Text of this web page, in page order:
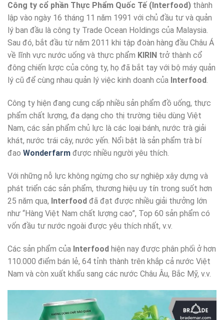
Công ty cổ phần Thực Phẩm Quốc Tế (Interfood) thành
lập vào ngày 16 tháng 11 năm 1991 với chủ đầu tư và quản
lý ban đầu là công ty Trade Ocean Holdings của Malaysia.
Sau đó, bắt đầu từ năm 2011 khi tập đoàn hàng đầu Châu Á
về lĩnh vực nước uống và thực phẩm KIRIN trở thành cổ
đông chiến lược của công ty, họ đã bắt tay với bộ máy quản
lý cũ để cùng nhau quản lý việc kinh doanh của Interfood.
Công ty hiện đang cung cấp nhiều sản phẩm đồ uống, thực
phẩm chất lượng, đa dạng cho thị trường tiêu dùng Việt
Nam, các sản phẩm chủ lực là các loại bánh, nước trà giải
khát, nước trái cây, nước yến. Nổi bật là sản phẩm trà bí
đao Wonderfarm được nhiều người yêu thích.
Với những nỗ lực không ngừng cho sự nghiệp xây dựng và
phát triển các sản phẩm, thương hiệu uy tín trong suốt hơn
25 năm qua, Interfood đã đạt được nhiều giải thưởng lớn
như “Hàng Việt Nam chất lượng cao”, Top 60 sản phẩm có
vốn đầu tư nước ngoài được yêu thích nhất, v.v.
Các sản phẩm của Interfood hiện nay được phân phối ở hơn
110.000 điểm bán lẻ, 64 tỉnh thành trên khắp cả nước Việt
Nam và còn xuất khẩu sang các nước Châu Âu, Bắc Mỹ, v.v.